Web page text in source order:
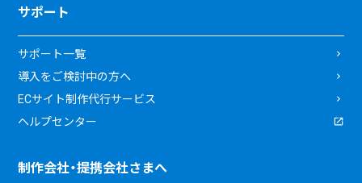
サポート
サポート一覧
導入をご検討中の方へ
ECサイト制作代行サービス
ヘルプセンター
制作会社・提携会社さまへ